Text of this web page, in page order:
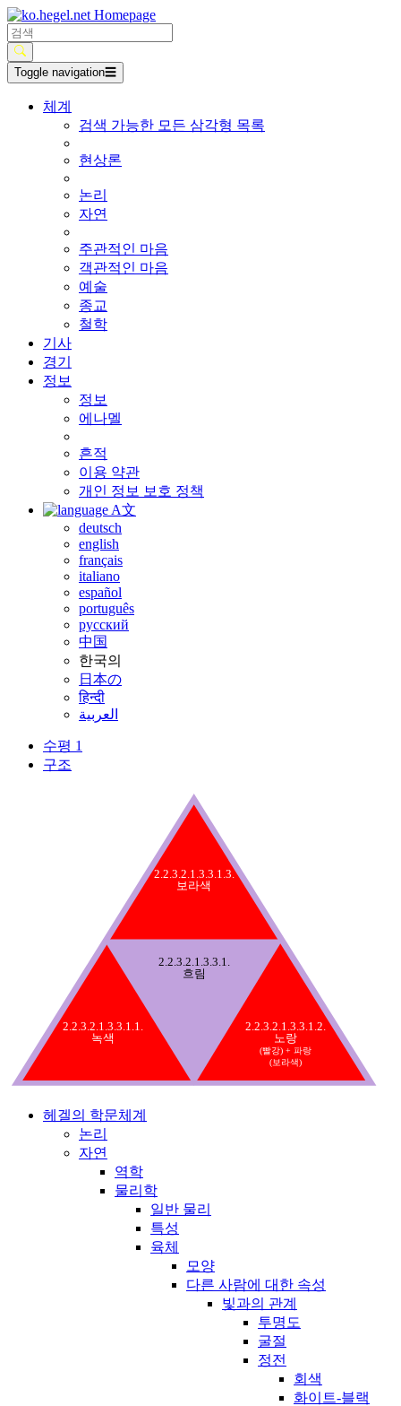
Toggle navigation☰
체계
검색 가능한 모든 삼각형 목록
현상론
논리
자연
주관적인 마음
객관적인 마음
예술
종교
철학
기사
경기
정보
정보
에나멜
흔적
이용 약관
개인 정보 보호 정책
A文
deutsch
english
français
italiano
español
português
русский
中国
한국의
日本の
हिन्दी
العربية
수평 1
구조
2.2.3.2.1.3.3.1.
흐림
2.2.3.2.1.3.3.1.1.
녹색
2.2.3.2.1.3.3.1.2.
노랑
(빨강) + 파랑
(보라색)
2.2.3.2.1.3.3.1.3.
보라색
헤겔의 학문체계
논리
자연
역학
물리학
일반 물리
특성
육체
모양
다른 사람에 대한 속성
빛과의 관계
투명도
굴절
정전
회색
화이트-블랙